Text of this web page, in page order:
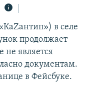
в селе
продолжает
не является
документам.
в Фейсбуке.